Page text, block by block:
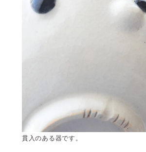
貫入のある器です。